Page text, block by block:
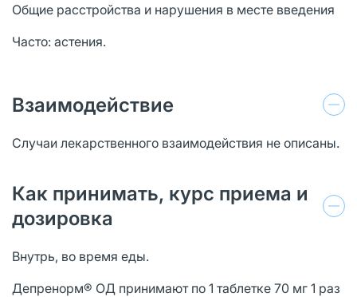
Общие расстройства и нарушения в месте введения
Часто: астения.
Взаимодействие
Случаи лекарственного взаимодействия не описаны.
Как принимать, курс приема и
дозировка
Внутрь, во время еды.
Депренорм® ОД принимают по 1 таблетке 70 мг 1 раз